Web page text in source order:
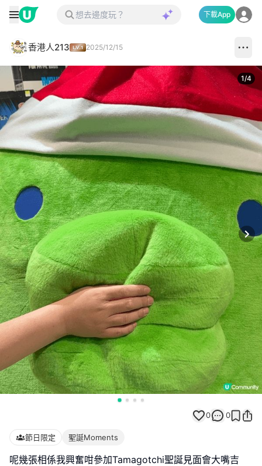
下載App
香港人213 2025/12/15
1/4
0 0
節日限定 聖誕Moments
呢幾張相係我興奮咁參加Tamagotchi聖誕見面會大嘴吉